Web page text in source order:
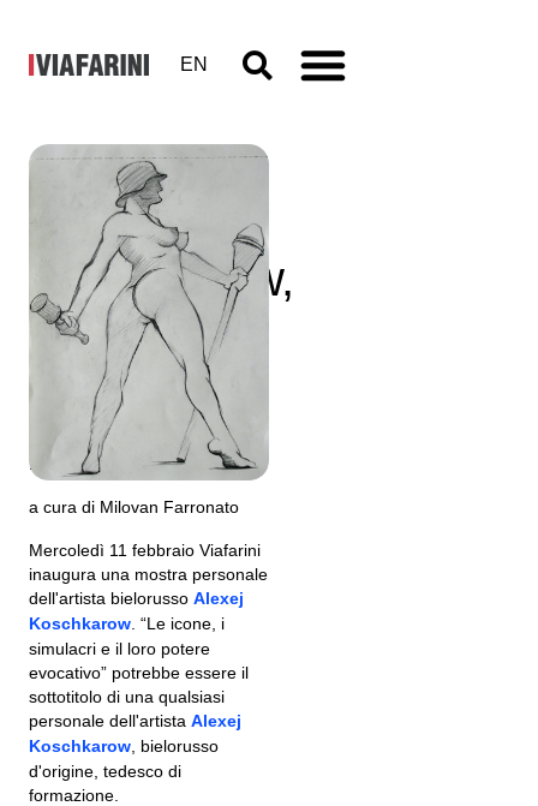
EN
Alexej
Koschkarow,
Checkpoint
Charlie
11 febbraio - 21 marzo 2009
a cura di Milovan Farronato
Mercoledì 11 febbraio Viafarini
inaugura una mostra personale
dell'artista bielorusso Alexej
Koschkarow . “Le icone, i
simulacri e il loro potere
evocativo” potrebbe essere il
sottotitolo di una qualsiasi
personale dell'artista Alexej
Koschkarow , bielorusso
d'origine, tedesco di
formazione.